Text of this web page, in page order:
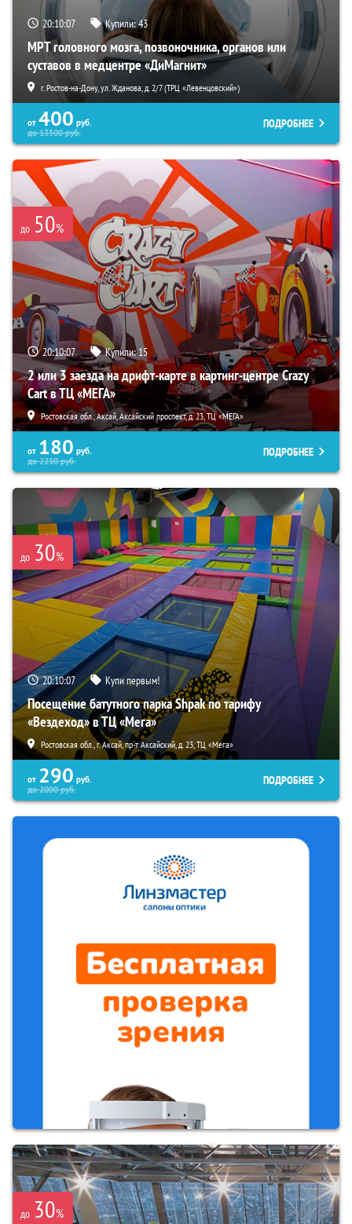
20:10:06 Купили:43
МРТ головного мозга, позвоночника, органов или
суставов в медцентре «ДиМагнит»
г. Ростов-на-Дону, ул. Жданова, д. 2/7 (ТРЦ «Левенцовский»)
от 400 руб.
до13500руб.
ПОДРОБНЕЕ
до 50%
20:10:06 Купили:15
2 или 3 заезда на дрифт-карте в картинг-центре Crazy
Cart в ТЦ «МЕГА»
Ростовская обл., Аксай, Аксайский проспект, д. 23, ТЦ «МЕГА»
от 180 руб.
до2250руб.
ПОДРОБНЕЕ
до 30%
20:10:06 Купи первым!
Посещение батутного парка Shpak по тарифу
«Вездеход» в ТЦ «Мега»
Ростовская обл., г. Аксай, пр-т Аксайский, д. 23, ТЦ «Мега»
от 290 руб.
до2000руб.
ПОДРОБНЕЕ
до 30%